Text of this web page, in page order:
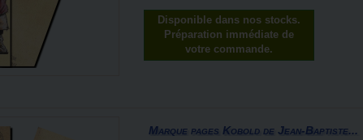
Disponible dans nos stocks.
Préparation immédiate de
votre commande.
Marque pages Kobold de Jean-Baptiste...